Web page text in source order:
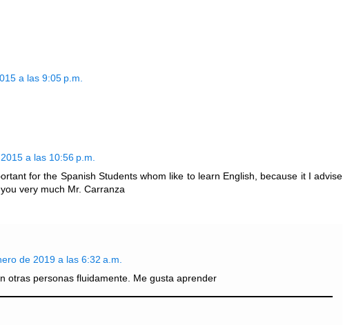
a las 9:05 p.m.
a las 10:56 p.m.
for the Spanish Students whom like to learn English, because it I advise
very much Mr. Carranza
de 2019 a las 6:32 a.m.
otras personas fluidamente. Me gusta aprender